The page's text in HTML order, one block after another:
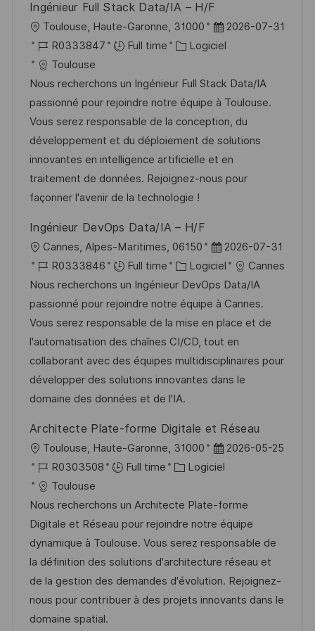
n
h
a
g
u
p
o
s
t
e
Ingénieur Full Stack Data/IA – H/F
o
c
a
l
i
s
a
t
i
n
Toulouse, Haute-Garonne, 31000
D
a
e
d
’
a
f
f
a
g
e
2026-07-31
R
é
f
é
r
e
n
c
e
u
p
o
s
t
e
R0333847 Full time
C
t
é
g
o
r
i
e
Logiciel
Toulouse
Nous recherchons un Ingénieur Full Stack Data/IA
passionné pour rejoindre notre équipe à Toulouse.
Vous serez responsable de la conception, du
développement et du déploiement de solutions
innovantes en intelligence artificielle et en
traitement de données. Rejoignez-nous pour
façonner l'avenir de la technologie !
Ingénieur DevOps Data/IA – H/F
o
c
a
l
i
s
a
t
o
n
Cannes, Alpes-Maritimes, 06150
D
a
t
e
d
’
a
f
c
h
a
e
2026-07-31
R
é
f
é
r
e
n
c
d
u
p
o
s
t
e
R0333846 Full time
C
a
t
é
g
o
r
i
Logiciel
Cannes
Nous recherchons un Ingénieur DevOps Data/IA
passionné pour rejoindre notre équipe à Cannes.
Vous serez responsable de la mise en place et de
l'automatisation des chaînes CI/CD, tout en
collaborant avec des équipes multidisciplinaires pour
développer des solutions innovantes dans le
domaine des données et de l'IA.
Architecte Plate-forme Digitale et Réseau
o
c
a
l
i
s
a
t
i
Toulouse, Haute-Garonne, 31000
D
a
e
d
’
a
f
f
2026-05-25
R
é
f
é
r
e
n
c
e
R0303508 Full time
C
t
é
g
o
r
i
Logiciel
Toulouse
Nous recherchons un Architecte Plate-forme
Digitale et Réseau pour rejoindre notre équipe
dynamique à Toulouse. Vous serez responsable de
la définition des solutions d'architecture réseau et
de la gestion des demandes d'évolution. Rejoignez-
nous pour contribuer à des projets innovants dans le
domaine spatial.